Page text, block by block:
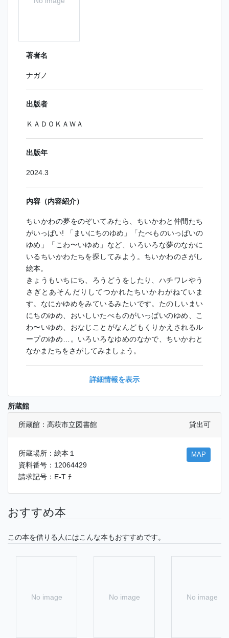
著者名
ナガノ
出版者
ＫＡＤＯＫＡＷＡ
出版年
2024.3
内容（内容紹介）
ちいかわの夢をのぞいてみたら、ちいかわと仲間たち
がいっぱい! 「まいにちのゆめ」「たべものいっぱいの
ゆめ」「こわ〜いゆめ」など、いろいろな夢のなかに
いるちいかわたちを探してみよう。ちいかわのさがし
絵本。
きょうもいちにち、ろうどうをしたり、ハチワレやう
さぎとあそんだりしてつかれたちいかわがねていま
す。なにかゆめをみているみたいです。たのしいまい
にちのゆめ、おいしいたべものがいっぱいのゆめ、こ
わ〜いゆめ、おなじことがなんどもくりかえされるル
ープのゆめ…。いろいろなゆめのなかで、ちいかわと
なかまたちをさがしてみましょう。
詳細情報を表示
所蔵館
所蔵館：高萩市立図書館 貸出可
所蔵場所：絵本１
資料番号：12064429
請求記号：E-T ﾁ
MAP
おすすめ本
この本を借りる人にはこんな本もおすすめです。
No image No image No image